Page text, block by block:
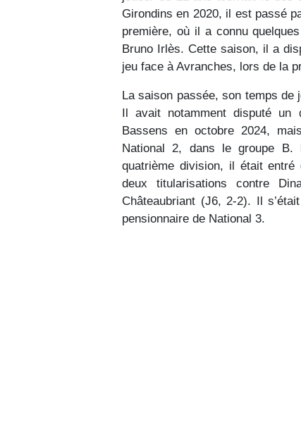
Girondins en 2020, il est passé
première, où il a connu
Bruno Irlès. Cette saison, il a
jeu face à Avranches, lors de la
La saison passée, son temps de
Il avait notamment disputé un
Bassens en octobre 2024,
National 2, dans le groupe
quatrième division, il était
deux titularisations contre
Châteaubriant (J6, 2-2). Il
pensionnaire de National 3.